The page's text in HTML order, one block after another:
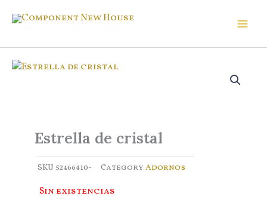
Estrella de cristal
SKU 52466410- Category Adornos
Sin existencias